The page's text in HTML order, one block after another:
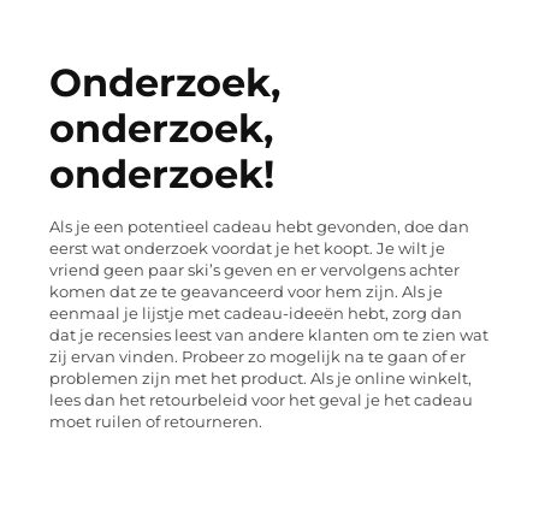
Onderzoek,
onderzoek,
onderzoek!
Als je een potentieel cadeau hebt gevonden, doe dan
eerst wat onderzoek voordat je het koopt. Je wilt je
vriend geen paar ski’s geven en er vervolgens achter
komen dat ze te geavanceerd voor hem zijn. Als je
eenmaal je lijstje met cadeau-ideeën hebt, zorg dan
dat je recensies leest van andere klanten om te zien wat
zij ervan vinden. Probeer zo mogelijk na te gaan of er
problemen zijn met het product. Als je online winkelt,
lees dan het retourbeleid voor het geval je het cadeau
moet ruilen of retourneren.